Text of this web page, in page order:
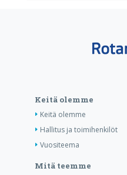
Keitä olemme
Keitä olemme
Hallitus ja toimihenkilöt
Vuositeema
Mitä teemme